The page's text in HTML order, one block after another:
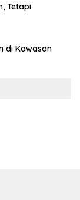
Tetapi
di Kawasan